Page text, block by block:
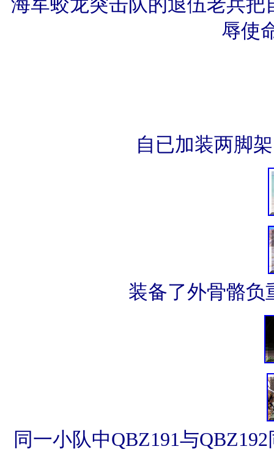
海军蛟龙突击队的退伍老兵把
辱使
自已加装两脚
装备了外骨骼负
同一小队中QBZ191与